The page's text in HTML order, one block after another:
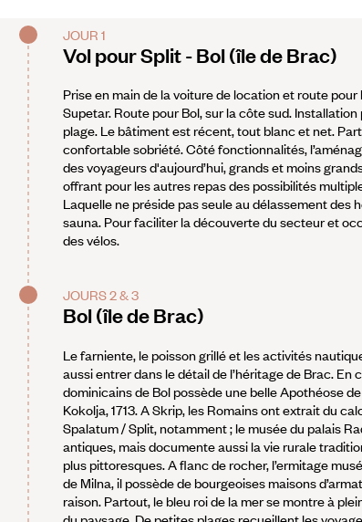
JOUR 1
Vol pour Split - Bol (île de Brac)
Prise en main de la voiture de location et route
Supetar. Route pour Bol, sur la côte sud.
plage. Le bâtiment est récent, tout blanc et net.
confortable sobriété. Côté fonctionnalités,
des voyageurs d'aujourd’hui, grands et moins
offrant pour les autres repas des possibilités
Laquelle ne préside pas seule au délassement des
sauna. Pour faciliter la découverte du secteur et
des vélos.
JOURS 2 & 3
Bol (île de Brac)
Le farniente, le poisson grillé et les activités
aussi entrer dans le détail de l’héritage de Brac. En
dominicains de Bol possède une belle Apothéose
Kokolja, 1713. A Skrip, les Romains ont extrait du
Spalatum / Split, notamment ; le musée du palais
antiques, mais documente aussi la vie rurale
plus pittoresques. A flanc de rocher, l’ermitage
de Milna, il possède de bourgeoises maisons
raison. Partout, le bleu roi de la mer se montre à